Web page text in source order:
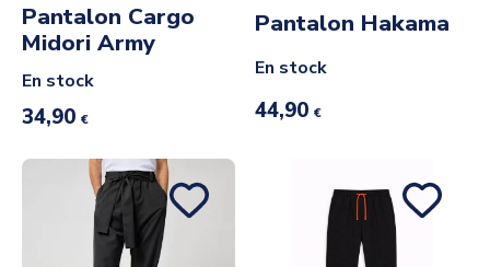
Pantalon Cargo
Midori Army
En stock
34,90 €
Pantalon Hakama
En stock
44,90 €